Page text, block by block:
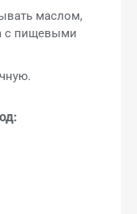
маслом,
с пищевыми